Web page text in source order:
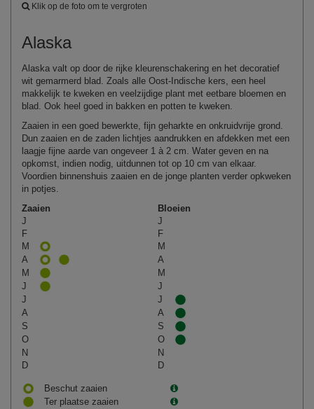
Klik op de foto om te vergroten
Alaska
Alaska valt op door de rijke kleurenschakering en het decoratief
wit gemarmerd blad. Zoals alle Oost‑Indische kers, een heel
makkelijk te kweken en veelzijdige plant met eetbare bloemen en
blad. Ook heel goed in bakken en potten te kweken.
Zaaien in een goed bewerkte, fijn geharkte en onkruidvrije grond.
Dun zaaien en de zaden lichtjes aandrukken en afdekken met een
laagje fijne aarde van ongeveer 1 à 2 cm. Water geven en na
opkomst, indien nodig, uitdunnen tot op 10 cm van elkaar.
Voordien binnenshuis zaaien en de jonge planten verder opkweken
in potjes.
Zaaien
Bloeien
J
J
F
F
M
M
A
A
M
M
J
J
J
J
A
A
S
S
O
O
N
N
D
D
Beschut zaaien
Ter plaatse zaaien